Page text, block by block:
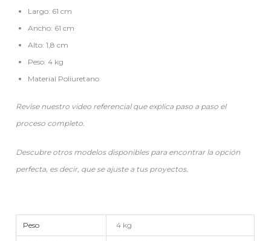
Largo: 61 cm
Ancho: 61 cm
Alto: 1,8 cm
Peso: 4 kg
Material Poliuretano
Revise nuestro video referencial que explica paso a paso el
proceso completo.
Descubre otros modelos disponibles para encontrar la opción
perfecta, es decir, que se ajuste a tus proyectos.
Peso 4 kg